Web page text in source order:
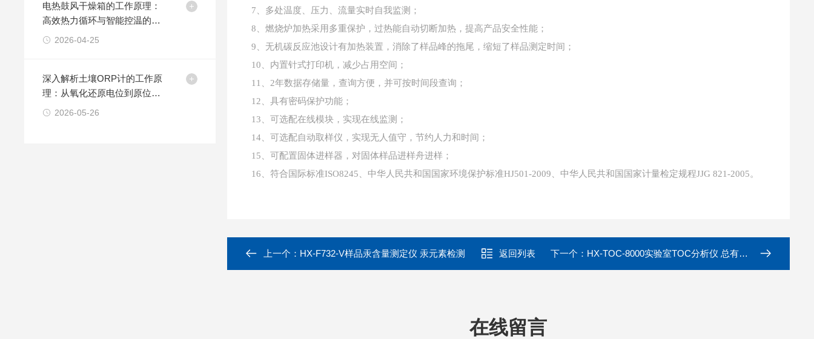
电热鼓风干燥箱的工作原理：
高效热力循环与智能控温的结
合
2026-04-25
深入解析土壤ORP计的工作原
理：从氧化还原电位到原位测
量
2026-05-26
7、多处温度、压力、流量实时自我监测；
8、燃烧炉加热采用多重保护，过热能自动切断加热，提高产品安全性能；
9、无机碳反应池设计有加热装置，消除了样品峰的拖尾，缩短了样品测定时间；
10、内置针式打印机，减少占用空间；
11、2年数据存储量，查询方便，并可按时间段查询；
12、具有密码保护功能；
13、可选配在线模块，实现在线监测；
14、可选配自动取样仪，实现无人值守，节约人力和时间；
15、可配置固体进样器，对固体样品进样舟进样；
16、符合国际标准ISO8245、中华人民共和国国家环境保护标准HJ501-2009、中华人民共和国国家计量检定规程JJG 821-2005。
上一个： HX-F732-V样品汞含量测定仪 汞元素检测 返回列表 下一个： HX-TOC-8000实验室TOC分析仪 总有机碳含量测定
在线留言